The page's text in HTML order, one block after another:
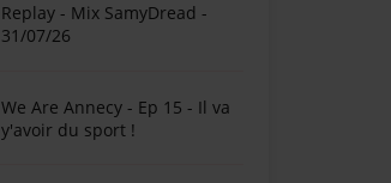
Replay - Mix SamyDread -
31/07/26
We Are Annecy - Ep 15 - Il va
y'avoir du sport !